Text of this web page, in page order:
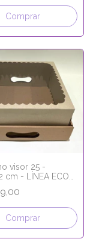
Comprar
visor 25 -
cm - LÍNEA ECO
Comprar